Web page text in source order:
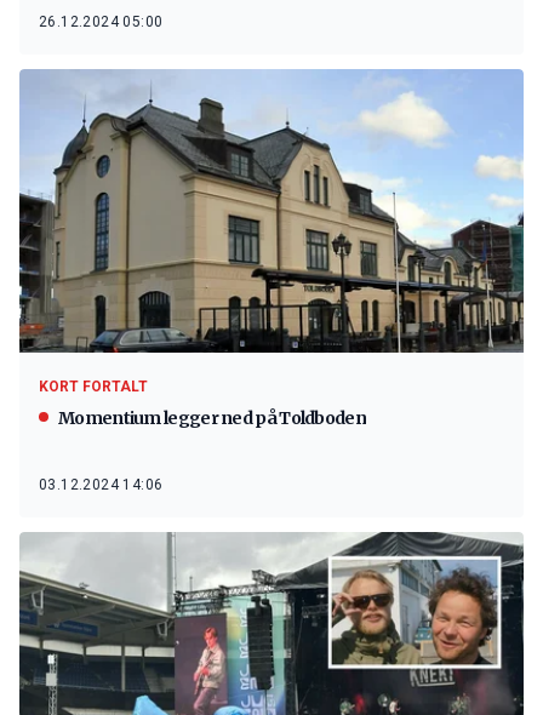
26.12.2024 05:00
KORT FORTALT
Momentium legger ned på Toldboden
03.12.2024 14:06